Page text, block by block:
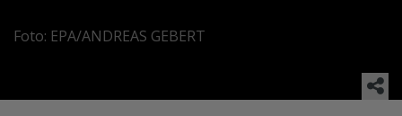
Foto: EPA/ANDREAS GEBERT